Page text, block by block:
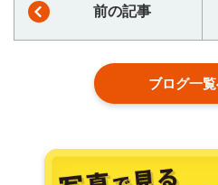
前の記事
ブログ一